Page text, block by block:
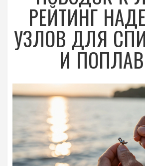
РЕЙТИНГ
УЗЛОВ ДЛЯ
И